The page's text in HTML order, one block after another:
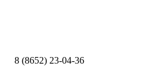
8 (8652) 23-04-36